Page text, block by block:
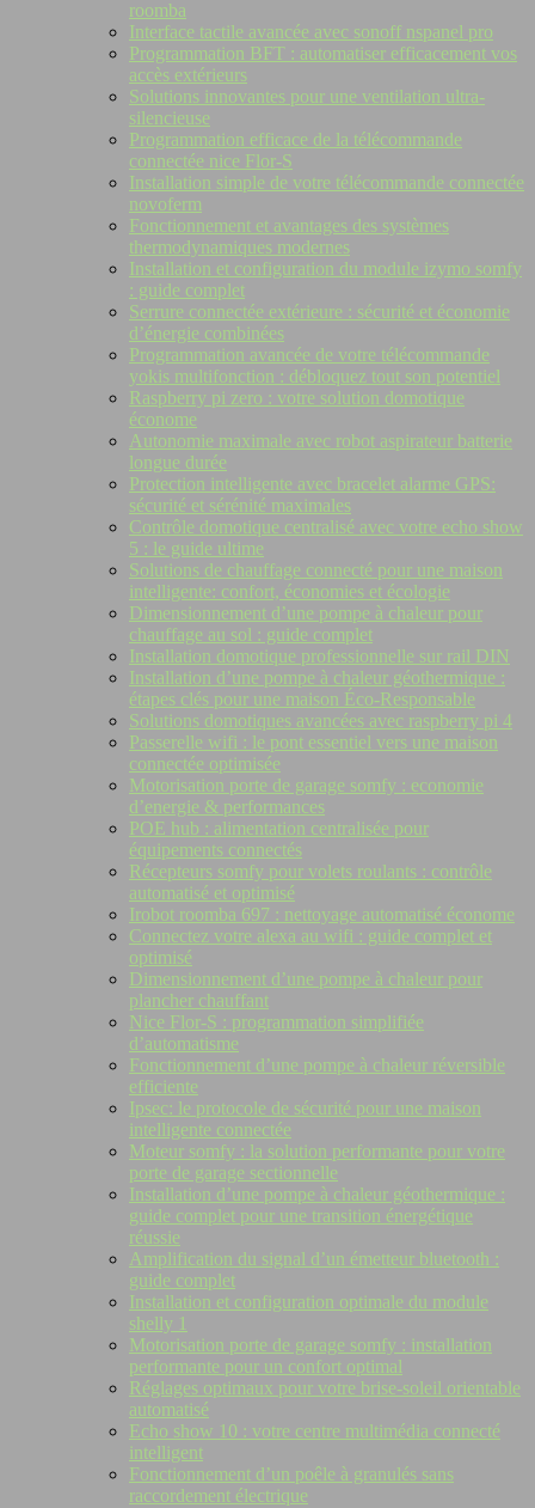
roomba
Interface tactile avancée avec sonoff nspanel pro
Programmation BFT : automatiser efficacement vos
accès extérieurs
Solutions innovantes pour une ventilation ultra-
silencieuse
Programmation efficace de la télécommande
connectée nice Flor-S
Installation simple de votre télécommande connectée
novoferm
Fonctionnement et avantages des systèmes
thermodynamiques modernes
Installation et configuration du module izymo somfy
: guide complet
Serrure connectée extérieure : sécurité et économie
d’énergie combinées
Programmation avancée de votre télécommande
yokis multifonction : débloquez tout son potentiel
Raspberry pi zero : votre solution domotique
économe
Autonomie maximale avec robot aspirateur batterie
longue durée
Protection intelligente avec bracelet alarme GPS:
sécurité et sérénité maximales
Contrôle domotique centralisé avec votre echo show
5 : le guide ultime
Solutions de chauffage connecté pour une maison
intelligente: confort, économies et écologie
Dimensionnement d’une pompe à chaleur pour
chauffage au sol : guide complet
Installation domotique professionnelle sur rail DIN
Installation d’une pompe à chaleur géothermique :
étapes clés pour une maison Éco-Responsable
Solutions domotiques avancées avec raspberry pi 4
Passerelle wifi : le pont essentiel vers une maison
connectée optimisée
Motorisation porte de garage somfy : economie
d’energie & performances
POE hub : alimentation centralisée pour
équipements connectés
Récepteurs somfy pour volets roulants : contrôle
automatisé et optimisé
Irobot roomba 697 : nettoyage automatisé économe
Connectez votre alexa au wifi : guide complet et
optimisé
Dimensionnement d’une pompe à chaleur pour
plancher chauffant
Nice Flor-S : programmation simplifiée
d’automatisme
Fonctionnement d’une pompe à chaleur réversible
efficiente
Ipsec: le protocole de sécurité pour une maison
intelligente connectée
Moteur somfy : la solution performante pour votre
porte de garage sectionnelle
Installation d’une pompe à chaleur géothermique :
guide complet pour une transition énergétique
réussie
Amplification du signal d’un émetteur bluetooth :
guide complet
Installation et configuration optimale du module
shelly 1
Motorisation porte de garage somfy : installation
performante pour un confort optimal
Réglages optimaux pour votre brise-soleil orientable
automatisé
Echo show 10 : votre centre multimédia connecté
intelligent
Fonctionnement d’un poêle à granulés sans
raccordement électrique